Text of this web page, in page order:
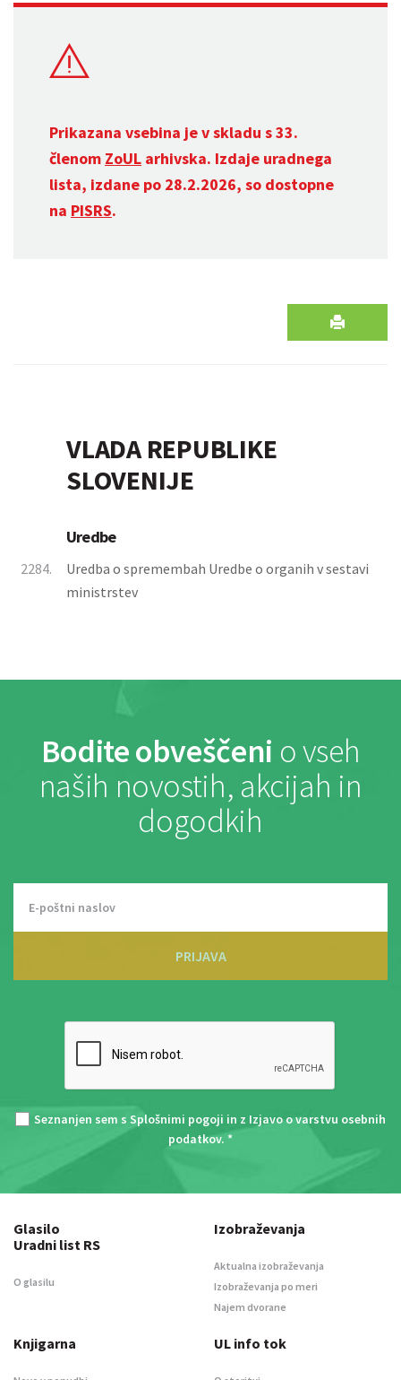
Prikazana vsebina je v skladu s 33.
členom ZoUL arhivska. Izdaje uradnega
lista, izdane po 28.2.2026, so dostopne
na PISRS.
VLADA REPUBLIKE
SLOVENIJE
Uredbe
2284.
Uredba o spremembah Uredbe o organih v sestavi
ministrstev
Bodite obveščeni o vseh
naših novostih, akcijah in
dogodkih
PRIJAVA
Seznanjen sem s Splošnimi pogoji in z Izjavo o varstvu osebnih
podatkov. *
Glasilo
Uradni list RS
O glasilu
Izobraževanja
Aktualna izobraževanja
Izobraževanja po meri
Najem dvorane
Knjigarna UL info tok